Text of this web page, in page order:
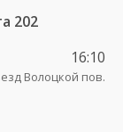
202
16:10
Волоцкой пов.